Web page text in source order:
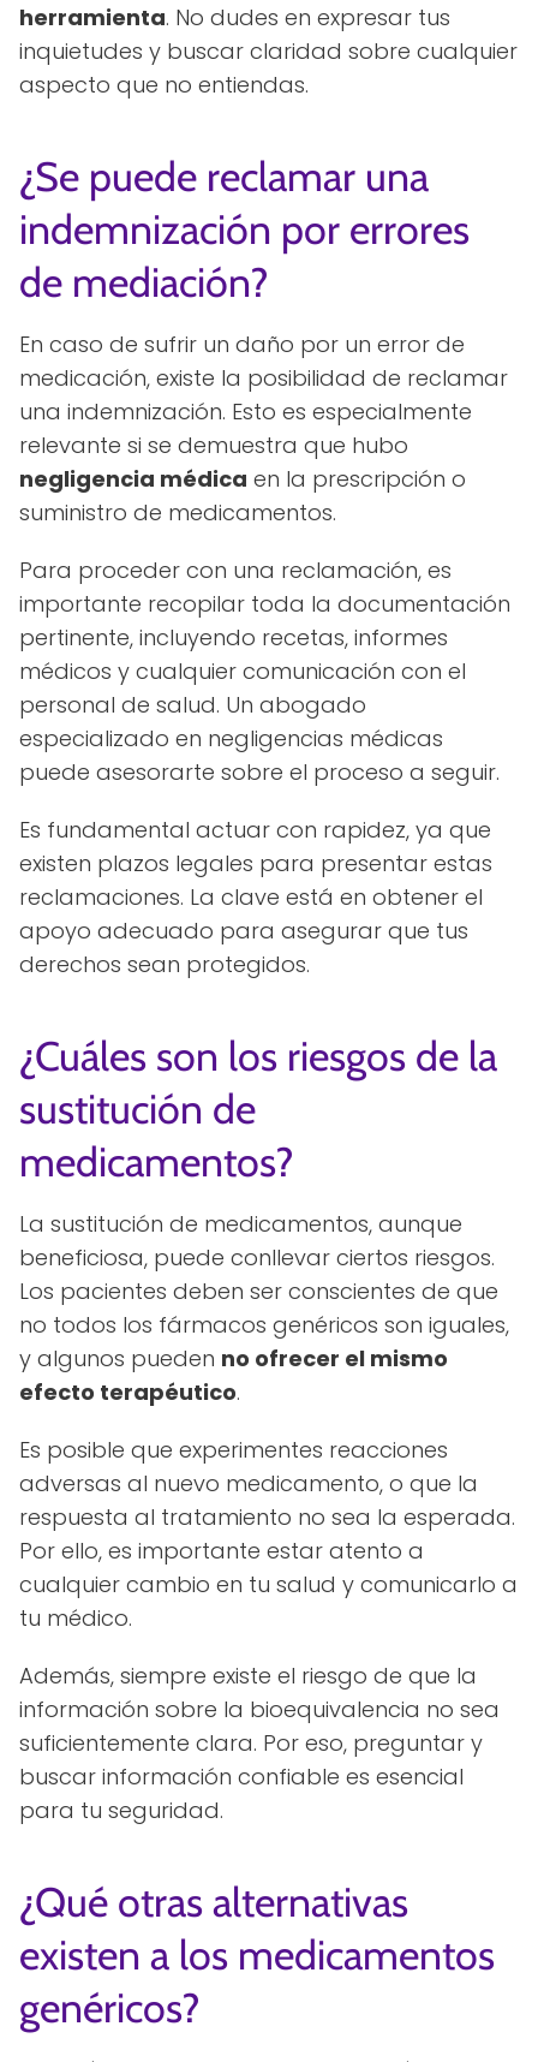
herramienta. No dudes en expresar tus
inquietudes y buscar claridad sobre cualquier
aspecto que no entiendas.
¿Se puede reclamar una
indemnización por errores
de mediación?
En caso de sufrir un daño por un error de
medicación, existe la posibilidad de reclamar
una indemnización. Esto es especialmente
relevante si se demuestra que hubo
negligencia médica en la prescripción o
suministro de medicamentos.
Para proceder con una reclamación, es
importante recopilar toda la documentación
pertinente, incluyendo recetas, informes
médicos y cualquier comunicación con el
personal de salud. Un abogado
especializado en negligencias médicas
puede asesorarte sobre el proceso a seguir.
Es fundamental actuar con rapidez, ya que
existen plazos legales para presentar estas
reclamaciones. La clave está en obtener el
apoyo adecuado para asegurar que tus
derechos sean protegidos.
¿Cuáles son los riesgos de la
sustitución de
medicamentos?
La sustitución de medicamentos, aunque
beneficiosa, puede conllevar ciertos riesgos.
Los pacientes deben ser conscientes de que
no todos los fármacos genéricos son iguales,
y algunos pueden no ofrecer el mismo
efecto terapéutico.
Es posible que experimentes reacciones
adversas al nuevo medicamento, o que la
respuesta al tratamiento no sea la esperada.
Por ello, es importante estar atento a
cualquier cambio en tu salud y comunicarlo a
tu médico.
Además, siempre existe el riesgo de que la
información sobre la bioequivalencia no sea
suficientemente clara. Por eso, preguntar y
buscar información confiable es esencial
para tu seguridad.
¿Qué otras alternativas
existen a los medicamentos
genéricos?